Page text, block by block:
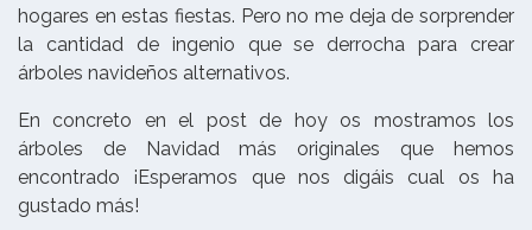
hogares en estas fiestas. Pero no me deja de sorprender
la cantidad de ingenio que se derrocha para crear
árboles navideños alternativos.
En concreto en el post de hoy os mostramos los
árboles de Navidad más originales que hemos
encontrado ¡Esperamos que nos digáis cual os ha
gustado más!